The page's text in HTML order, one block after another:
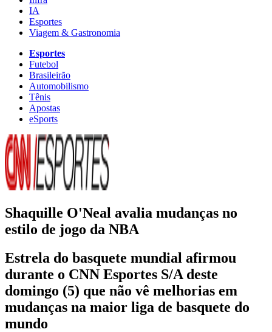
IA
Esportes
Viagem & Gastronomia
Esportes
Futebol
Brasileirão
Automobilismo
Tênis
Apostas
eSports
Shaquille O'Neal avalia mudanças no
estilo de jogo da NBA
Estrela do basquete mundial afirmou
durante o CNN Esportes S/A deste
domingo (5) que não vê melhorias em
mudanças na maior liga de basquete do
mundo